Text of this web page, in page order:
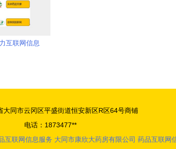
互联网信息
大同市云冈区平盛街道恒安新区R区64号商铺
电话：1873477**
互联网信息服务 大同市康欣大药房有限公司 药品互联网